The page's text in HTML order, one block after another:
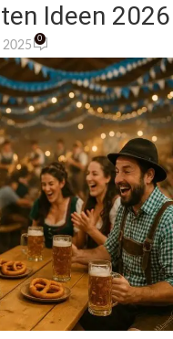
Ideen 2026
2025
0